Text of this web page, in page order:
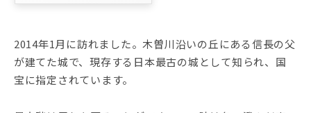
2014年1月に訪れました。木曽川沿いの丘にある信長の父
が建てた城で、現存する日本最古の城として知られ、国
宝に指定されています。